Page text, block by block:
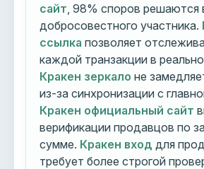
сайт , 98% споров решаются
добросовестного участника.
ссылка позволяет
каждой транзакции в
Кракен зеркало не
из-за синхронизации с
Кракен официальный сайт
верификации продавцов по
сумме. Кракен вход для
требует более строгой